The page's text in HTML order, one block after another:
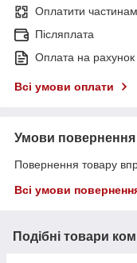
Оплатити
Післяплата
Оплата на рахунок
Всі умови оплати
Умови повернення
Повернення товару
Всі умови
Подібні товари